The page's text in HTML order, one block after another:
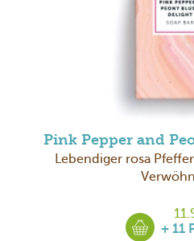
Pink Pepper and
Lebendiger rosa
+ 11